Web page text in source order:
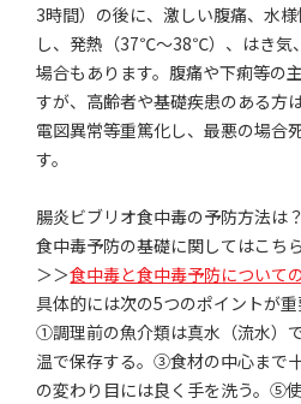
3時間）の後に、激しい腹痛、水
し、発熱（37℃～38℃）、はき気
場合もあります。腹痛や下痢等の
すが、高齢者や基礎疾患のある方
電図異常等重篤化し、最悪の場合
す。
腸炎ビブリオ食中毒の予防方法は？
食中毒予防の基礎に関してはこち
＞＞食中毒と食中毒予防について
具体的には次の5つのポイントが重
①調理前の魚介類は真水（流水）
温で保存する。③食材の中心まで
の変わり目には良く手を洗う。⑤